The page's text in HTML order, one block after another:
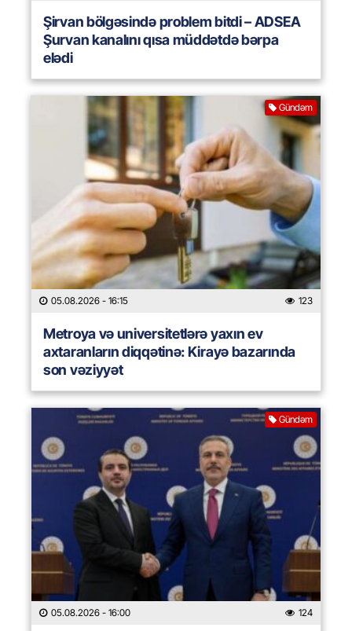
Şirvan bölgəsində problem bitdi – ADSEA
Şurvan kanalını qısa müddətdə bərpa
elədi
Gündəm
05.08.2026 - 16:15 123
Metroya və universitetlərə yaxın ev
axtaranların diqqətinə: Kirayə bazarında
son vəziyyət
Gündəm
05.08.2026 - 16:00 124